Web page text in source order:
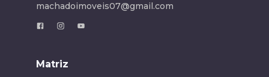
machadoimoveis07@gmail.com
Matriz